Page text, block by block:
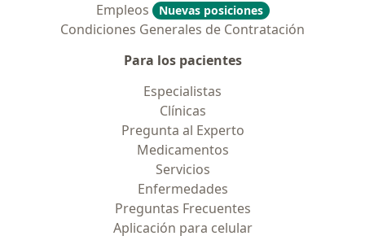
Empleos
Nuevas posiciones
Condiciones Generales de Contratación
Para los pacientes
Especialistas
Clínicas
Pregunta al Experto
Medicamentos
Servicios
Enfermedades
Preguntas Frecuentes
Aplicación para celular